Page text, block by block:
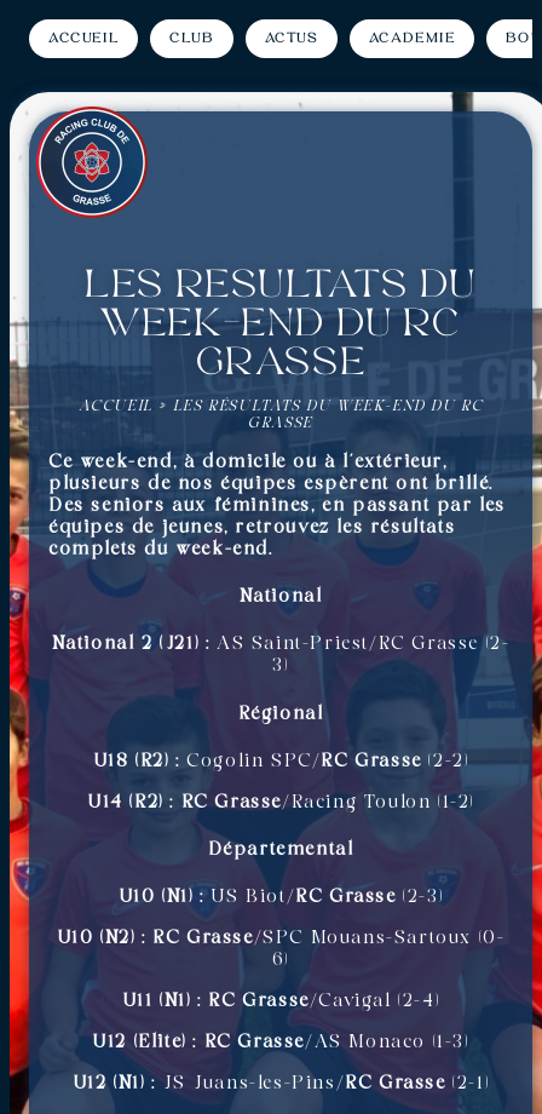
Accueil Club Actus Académie
Les résultats du
week-end du RC
Grasse
ACCUEIL » LES RÉSULTATS DU WEEK-END DU RC
GRASSE
Ce week-end, à domicile ou à l’extérieur,
plusieurs de nos équipes espèrent ont brillé.
Des seniors aux féminines, en passant par les
équipes de jeunes, retrouvez les résultats
complets du week-end.
National
National 2 (J21) : AS Saint-Priest/RC Grasse (2-
3)
Régional
U18 (R2) : Cogolin SPC/RC Grasse (2-2)
U14 (R2) : RC Grasse/Racing Toulon (1-2)
Départemental
U10 (N1) : US Biot/RC Grasse (2-3)
U10 (N2) : RC Grasse/SPC Mouans-Sartoux (0-
6)
U11 (N1) : RC Grasse/Cavigal (2-4)
U12 (Elite) : RC Grasse/AS Monaco (1-3)
U12 (N1) :JS Juans-les-Pins/RC Grasse (2-1)